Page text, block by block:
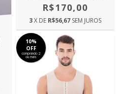
R$170,00
3X DE R$56,67 SEM JUROS
10%
OFF
comprando 2
ou mais